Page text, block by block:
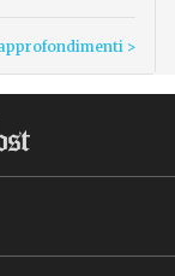
>